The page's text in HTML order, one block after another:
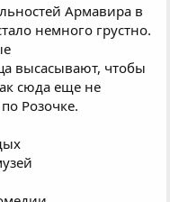
Армавира в
немного грустно.
высасывают, чтобы
сюда еще не
Розочке.